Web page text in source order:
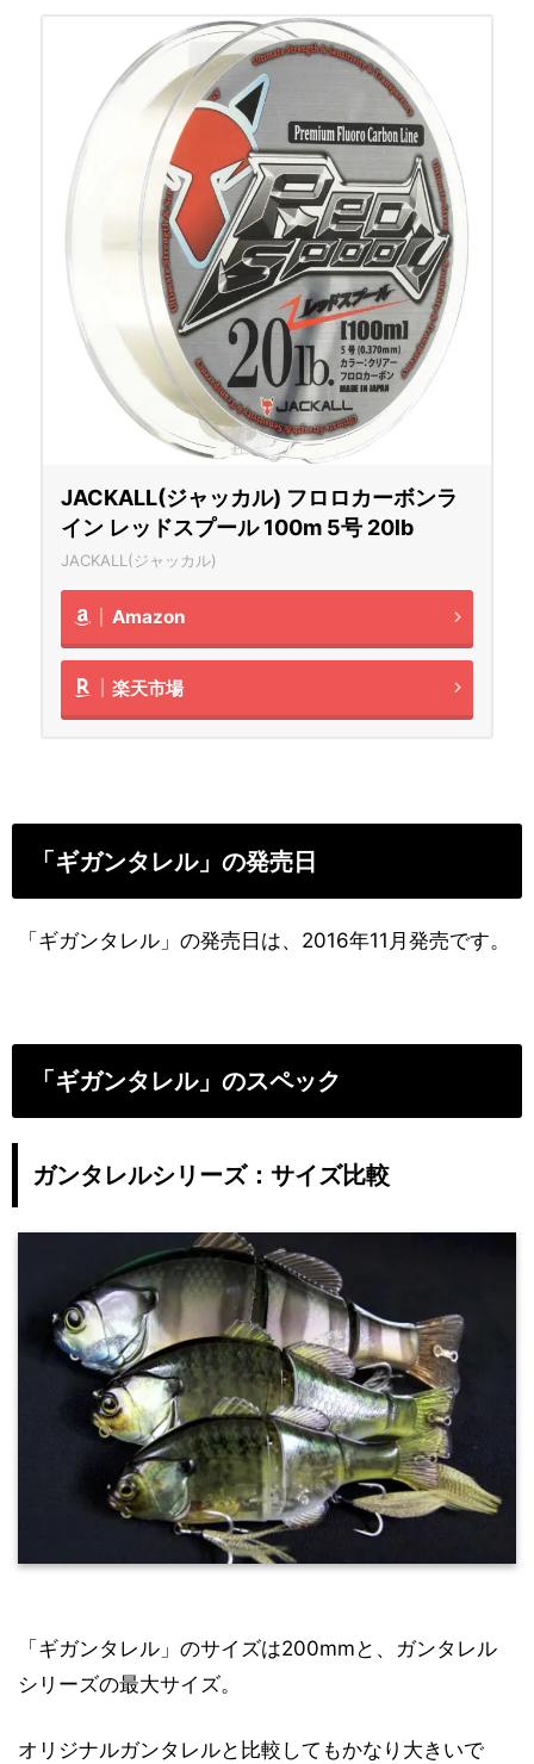
JACKALL(ジャッカル) フロロカーボンラ
イン レッドスプール 100m 5号 20lb
JACKALL(ジャッカル)
Amazon
楽天市場
「ギガンタレル」の発売日
「ギガンタレル」の発売日は、2016年11月発売です。
「ギガンタレル」のスペック
ガンタレルシリーズ：サイズ比較
「ギガンタレル」のサイズは200mmと、ガンタレル
シリーズの最大サイズ。
オリジナルガンタレルと比較してもかなり大きいで